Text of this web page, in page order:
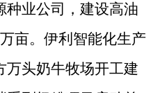
种业公司，建设高油
万亩。伊利智能化生产
万头奶牛牧场开工建